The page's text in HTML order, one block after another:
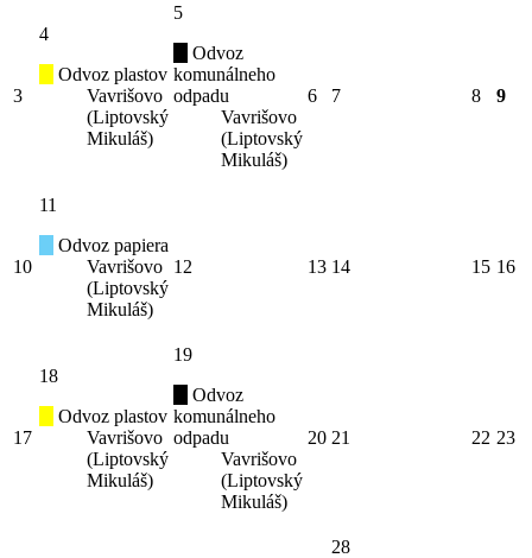
3
4
Odvoz plastov
Vavrišovo
(Liptovský
Mikuláš)
5
Odvoz
komunálneho
odpadu
Vavrišovo
(Liptovský
Mikuláš)
6 7 8 9
10
11
Odvoz papiera
Vavrišovo
(Liptovský
Mikuláš)
12 13 14 15 16
17
18
Odvoz plastov
Vavrišovo
(Liptovský
Mikuláš)
19
Odvoz
komunálneho
odpadu
Vavrišovo
(Liptovský
Mikuláš)
20 21 22 23
28